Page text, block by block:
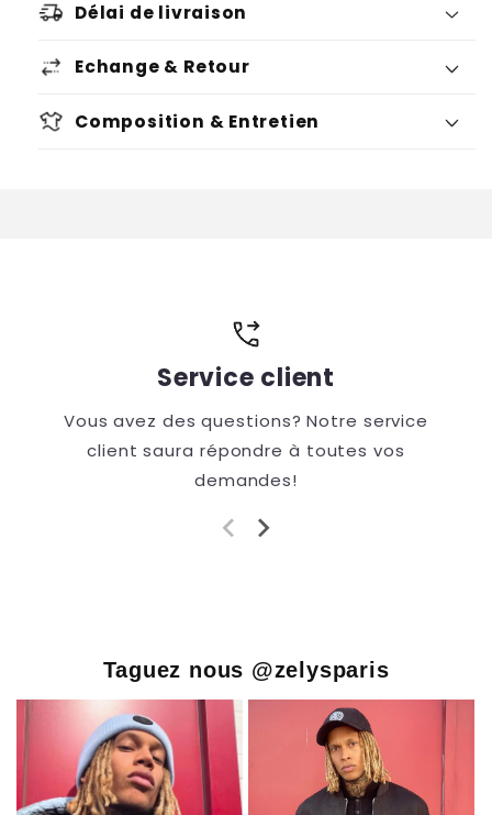
Délai de livraison
Echange & Retour
Composition & Entretien
Service client
Vous avez des questions? Notre service
client saura répondre à toutes vos
demandes!
Taguez nous @zelysparis